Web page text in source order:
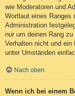
wie Moderatoren und
Wortlaut eines Ranges
Administration
nur um deinen Rang
Verhalten nicht und ein
unter Umständen
Nach oben
Wenn ich bei einem